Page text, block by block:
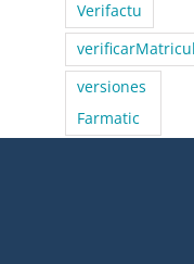
Verifactu
versiones
Farmatic